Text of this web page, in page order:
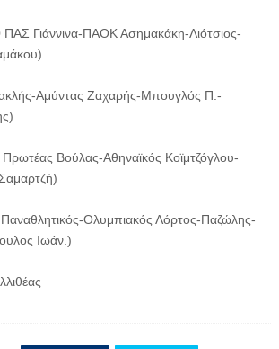
Γιάννινα-ΠΑΟΚ Ασημακάκη-Λιότσιος-
Αμύντας Ζαχαρής-Μπουγλός Π.-
Βούλας-Αθηναϊκός Κοϊμτζόγλου-
Ολυμπιακός Λόρτος-Παζώλης-
Ιωάν.)